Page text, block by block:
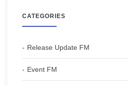
CATEGORIES
Release Update FM
Event FM